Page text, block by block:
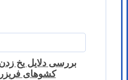
بررسی دلایل یخ
کشوهای فریزر